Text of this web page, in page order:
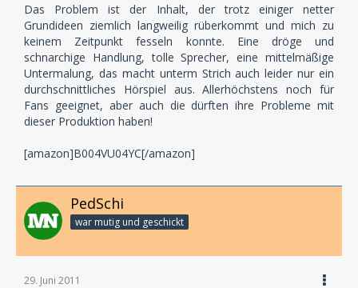
Das Problem ist der Inhalt, der trotz einiger netter
Grundideen ziemlich langweilig rüberkommt und mich zu
keinem Zeitpunkt fesseln konnte. Eine dröge und
schnarchige Handlung, tolle Sprecher, eine mittelmäßige
Untermalung, das macht unterm Strich auch leider nur ein
durchschnittliches Hörspiel aus. Allerhöchstens noch für
Fans geeignet, aber auch die dürften ihre Probleme mit
dieser Produktion haben!
[amazon]B004VU04YC[/amazon]
PedSchi
war mutig und geschickt
29. Juni 2011